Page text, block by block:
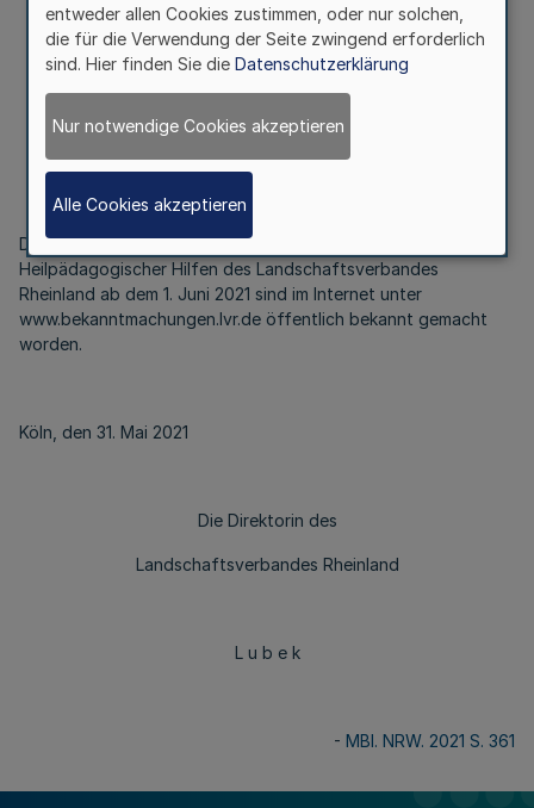
Bekanntmachung
des Landschaftsverbandes Rheinland
Vom 31. Mai 2021
Die Vertretungsbefugnisse für den Verbund
Heilpädagogischer Hilfen des Landschaftsverbandes
Rheinland ab dem 1. Juni 2021 sind im Internet unter
www.bekanntmachungen.lvr.de öffentlich bekannt gemacht
worden.
Köln, den 31. Mai 2021
Die Direktorin des
Landschaftsverbandes Rheinland
L u b e k
- MBl. NRW. 2021 S. 361
entweder allen Cookies zustimmen, oder nur solchen,
die für die Verwendung der Seite zwingend erforderlich
sind. Hier finden Sie die Datenschutzerklärung
Nur notwendige Cookies akzeptieren
Alle Cookies akzeptieren